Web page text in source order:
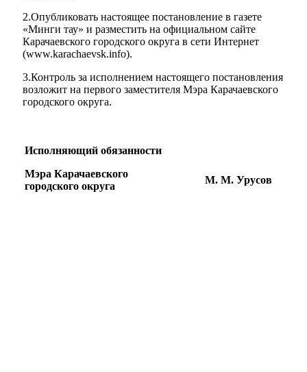
2.Опубликовать настоящее постановление в газете
«Минги тау» и разместить на официальном сайте
Карачаевского городского округа в сети Интернет
(www.karachaevsk.info).
3.Контроль за исполнением настоящего постановления
возложит на первого заместителя Мэра Карачаевского
городского округа.
Исполняющий обязанности
Мэра Карачаевского
городского округа
М. М. Урусов